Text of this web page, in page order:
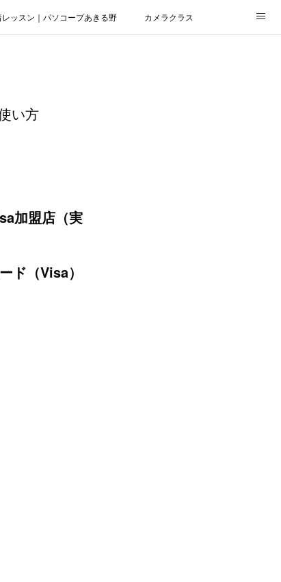
レッスン｜パソコープあきる野 カメラクラス
い方
加盟店（実
ド（Visa）